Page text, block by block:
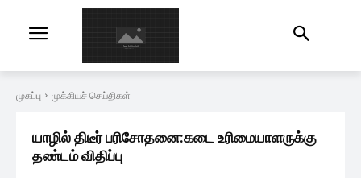
முகப்பு முக்கியச் செய்திகள்
யாழில் திடீர் பரிசோதனை:கடை உரிமையாளருக்கு
தண்டம் விதிப்பு